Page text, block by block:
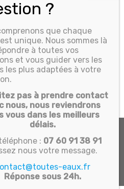
Tous droits réservés -Politique de
-CGV -Mentions légales
que chaque
unique. Nous sommes là
à toutes vos
et vous guider vers les
les plus adaptées à votre
pas à prendre contact
nous, nous reviendrons
vous dans les meilleurs
délais.
: 07 60 91 38 91
nous votre message.
eaux.fr
Réponse sous 24h.